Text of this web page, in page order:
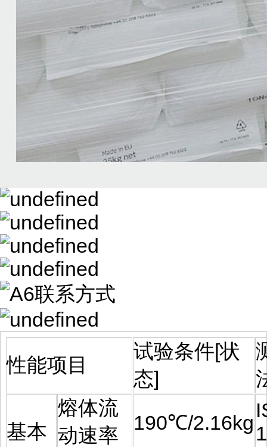
性能项目
试验条件[状
态]
基本
熔体流
动速率
190℃/2.16kg